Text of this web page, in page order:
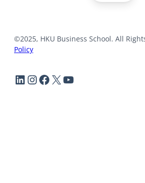
©2025, HKU Business School. All
Policy
LinkedIn
Instagram
Facebook
X YouTube